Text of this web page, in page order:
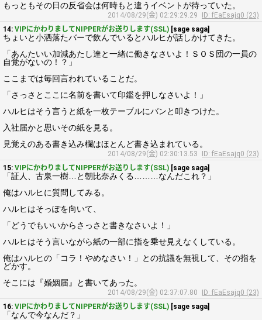
もっともその日の反省会は何時もと違うイベントが待っていた。
2014/08/29(金) 02:29:29.29
ID: fEaEsajq0 (23)
14: VIPにかわりましてNIPPERがお送りします(SSL) [sage saga]
ちょいと小洒落たバーで飲んでいるとハルヒが話しかけてきた。
「あんたいい加減あたし達と一緒に働きなさいよ！ＳＯＳ団の一員の
自覚がないの！？」
ここまでは毎回言われていることだ。
「さっさとここに名前を書いて印鑑を押しなさいよ！」
ハルヒはそう言うと紙を一枚テーブルにバンと叩きつけた。
入社届かと思いその紙を見る。
見覚えのある書き込み欄はほとんど書き込まれている。
2014/08/29(金) 02:30:13.53
ID: fEaEsajq0 (23)
15: VIPにかわりましてNIPPERがお送りします(SSL) [sage saga]
「証人、古泉一樹…と朝比奈みくる………なんだこれ？」
俺はハルヒに質問してみる。
ハルヒはそっぽを向いて、
「どうでもいいからさっさと書きなさいよ！」
ハルヒはそう言いながら紙の一部に指を乗せ見えなくしている。
俺はハルヒの「コラ！やめなさい！」との抗議を無視して、その指を
どかす。
そこには『婚姻届』と書いてあった。
2014/08/29(金) 02:37:07.80
ID: fEaEsajq0 (23)
16: VIPにかわりましてNIPPERがお送りします(SSL) [sage saga]
「なんで今なんだ？」